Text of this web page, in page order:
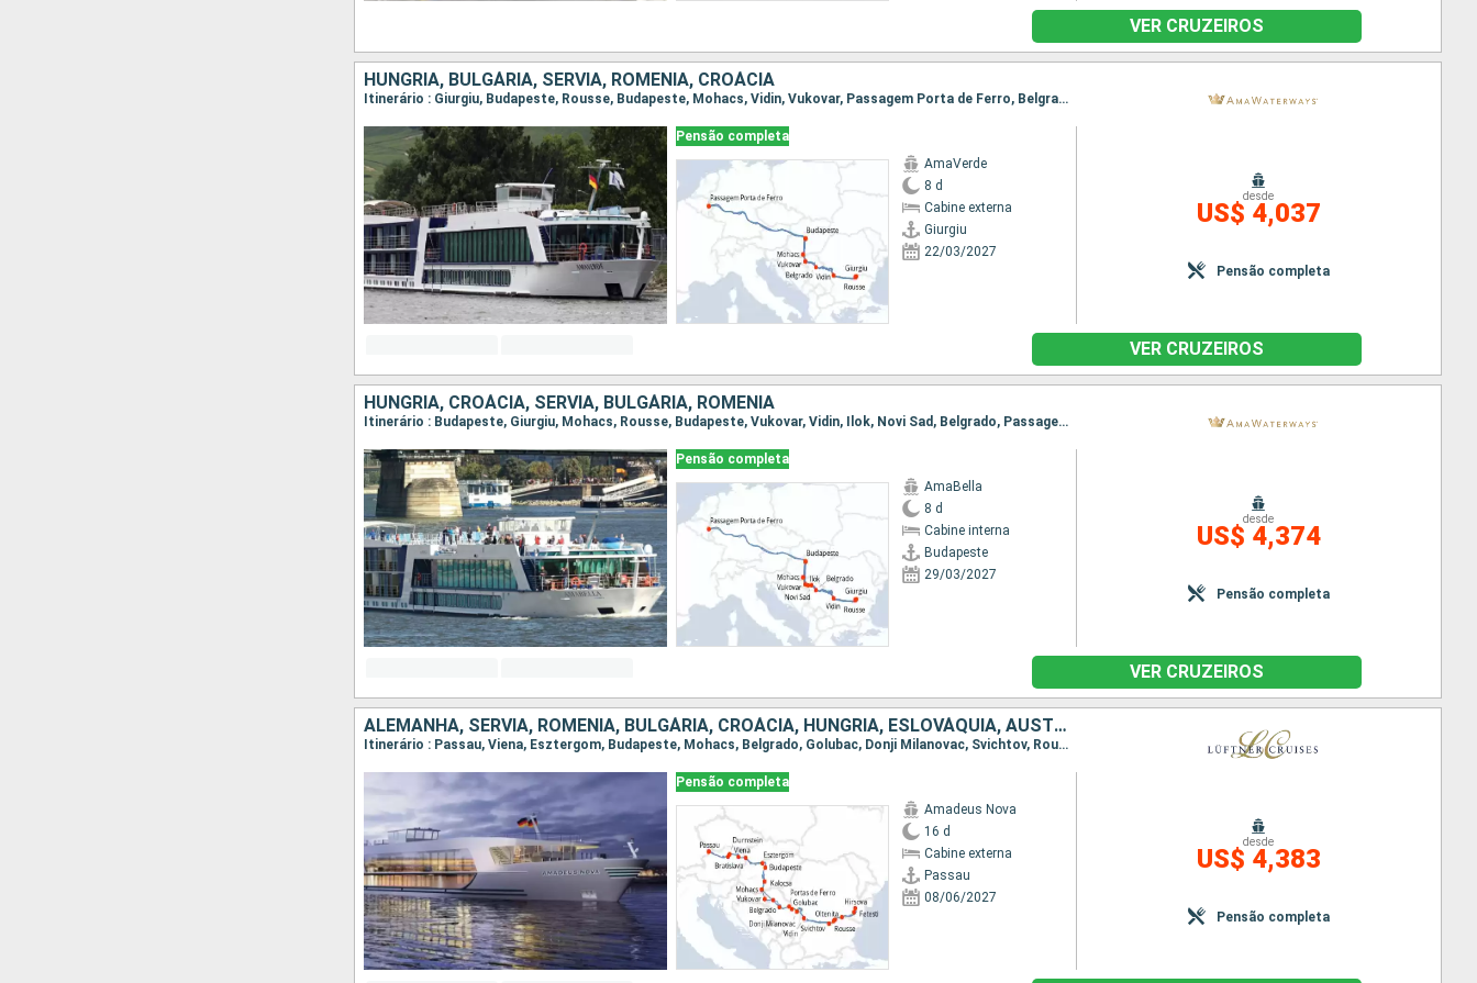
VER CRUZEIROS
HUNGRIA, BULGÁRIA, SÉRVIA, ROMÊNIA, CROÁCIA
Itinerário : Giurgiu, Budapeste, Rousse, Budapeste, Mohacs, Vidin, Vukovar, Passagem Porta de Ferro, Belgrado, Passagem Porta de Ferro, Vukovar, Vidin, Rousse, Mohacs, Budapeste, Giurgiu
Pensão completa
AmaVerde
8 d
Cabine externa
Giurgiu
22/03/2027
desde
US$ 4,037
Pensão completa
VER CRUZEIROS
HUNGRIA, CROÁCIA, SÉRVIA, BULGÁRIA, ROMÊNIA
Itinerário : Budapeste, Giurgiu, Mohacs, Rousse, Budapeste, Vukovar, Vidin, Ilok, Novi Sad, Belgrado, Passagem Porta de Ferro, Belgrado, Vidin, Vukovar, Rousse, Mohacs, Giurgiu, Budapeste
Pensão completa
AmaBella
8 d
Cabine interna
Budapeste
29/03/2027
desde
US$ 4,374
Pensão completa
VER CRUZEIROS
ALEMANHA, SÉRVIA, ROMÊNIA, BULGÁRIA, CROÁCIA, HUNGRIA, ESLOVÁQUIA, AUSTRIA
Itinerário : Passau, Viena, Esztergom, Budapeste, Mohacs, Belgrado, Golubac, Donji Milanovac, Svichtov, Rousse, Hirsova, Fetesti, Oltenita, Giurgiu, Vidin, Portas de Ferro, Novi Sad, Vukovar, Mohacs, Kalocsa, Budapeste, Bratislava, Durnstein, Melk, Passau
Pensão completa
Amadeus Nova
16 d
Cabine externa
Passau
08/06/2027
desde
US$ 4,383
Pensão completa